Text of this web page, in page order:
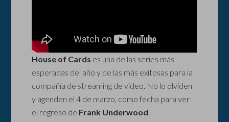
House of Cards es una de las series más
esperadas del año y de las más exitosas para la
compañía de streaming de video. No lo olviden
y agenden el 4 de marzo, como fecha para ver
el regreso de Frank Underwood